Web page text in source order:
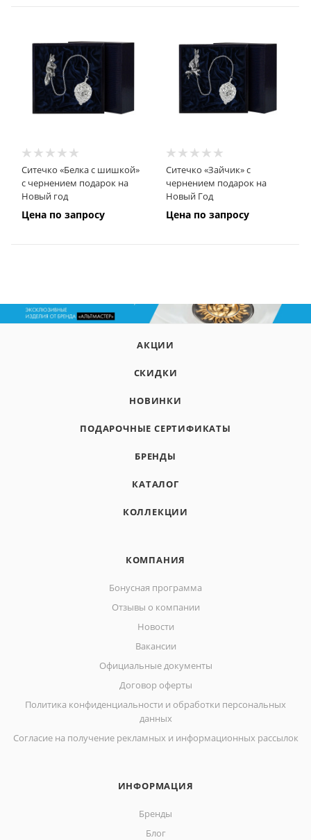
Ситечко «Белка с шишкой»
с чернением подарок на
Новый год
Цена по запросу
Ситечко «Зайчик» с
чернением подарок на
Новый Год
Цена по запросу
АКЦИИ
СКИДКИ
НОВИНКИ
ПОДАРОЧНЫЕ СЕРТИФИКАТЫ
БРЕНДЫ
КАТАЛОГ
КОЛЛЕКЦИИ
КОМПАНИЯ
Бонусная программа
Отзывы о компании
Новости
Вакансии
Официальные документы
Договор оферты
Политика конфиденциальности и обработки персональных
данных
Согласие на получение рекламных и информационных рассылок
ИНФОРМАЦИЯ
Бренды
Блог